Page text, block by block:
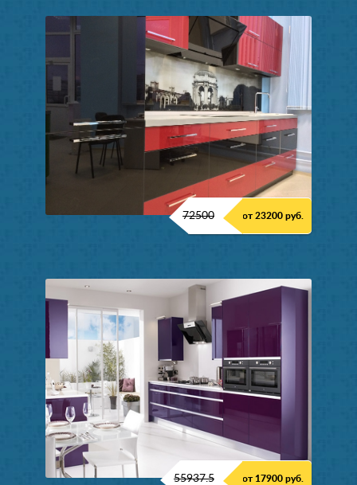
72500 от 23200 руб.
55937.5 от 17900 руб.